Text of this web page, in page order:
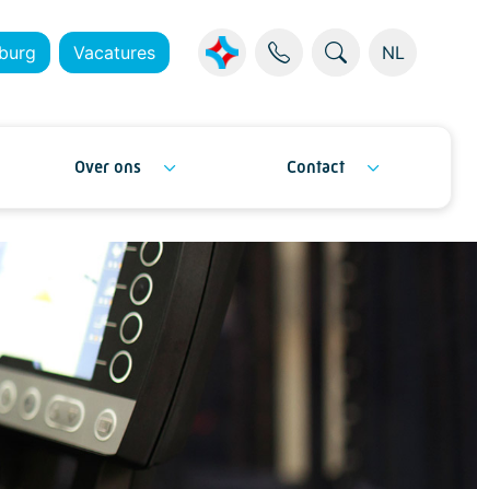
Vacatures NL
Over ons Contact